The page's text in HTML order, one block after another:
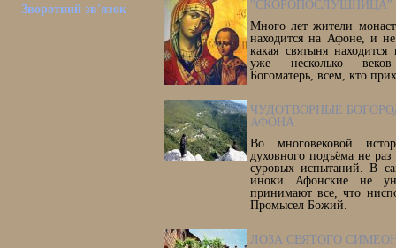
Зворотний зв'язок
"СКОРОПОСЛУШНИЦА"
Много лет жители
находится на Афоне, и
какая святыня
уже несколько
Богоматерь, всем, кто
ЧУДОТВОРНЫЕ
АФОНА
Во многовековой
духовного подъёма не
суровых испытаний. В
иноки Афонские не
принимают все, что
Промысел Божий.
ЛОЗА СВЯТОГО